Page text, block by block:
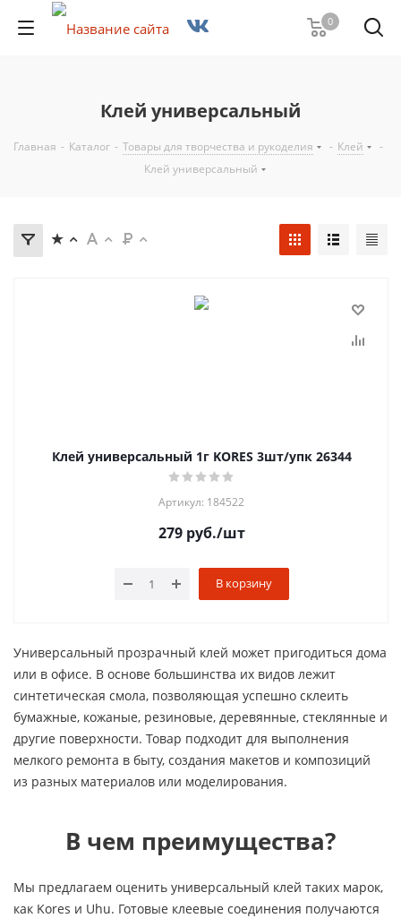
0
Клей универсальный
Главная - Каталог - Товары для творчества и рукоделия - Клей
-
Клей универсальный
Клей универсальный 1г KORES 3шт/упк 26344
Артикул: 184522
279руб./шт
В корзину
Универсальный прозрачный клей может пригодиться дома
или в офисе. В основе большинства их видов лежит
синтетическая смола, позволяющая успешно склеить
бумажные, кожаные, резиновые, деревянные, стеклянные и
другие поверхности. Товар подходит для выполнения
мелкого ремонта в быту, создания макетов и композиций
из разных материалов или моделирования.
В чем преимущества?
Мы предлагаем оценить универсальный клей таких марок,
как Kores и Uhu. Готовые клеевые соединения получаются